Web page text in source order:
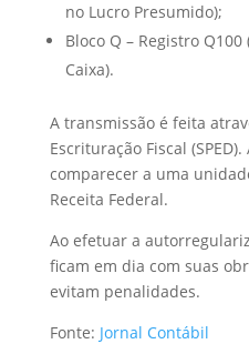
no Lucro Presumido);
Bloco Q – Registro
Caixa).
A transmissão é feita
Escrituração Fiscal
comparecer a uma
Receita Federal.
Ao efetuar a
ficam em dia com suas
evitam penalidades.
Fonte: Jornal Contábil